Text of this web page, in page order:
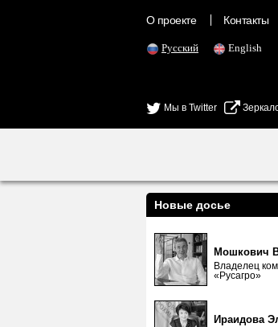
О проекте Контакты
Русский English
Мы в Twitter
Новые досье
Мошкович
Владелец
«Русагро»
Ираидова